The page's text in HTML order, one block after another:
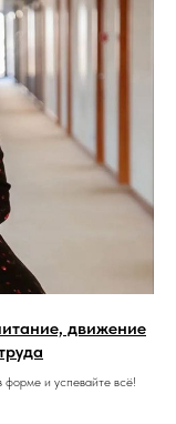
движение
и успевайте всё!